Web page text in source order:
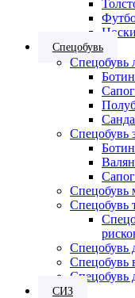
Носки
Спецобувь
Спецобувь
Спецобувь
Спецобувь
Спецобувь
Спецобувь
Спецобувь
Спецобувь
СИЗ